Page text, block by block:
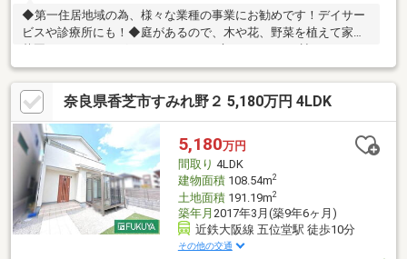
◆第一住居地域の為、様々な業種の事業にお勧めです！デイサー
ビスや診療所にも！◆庭があるので、木や花、野菜を植えて家庭
く、光や空気を取り込むことができます！※駐車台数は車種によ
る。※写真中の家具等の調度品は販売対象に含まれません。【物
件の特徴】山が見える、土地50坪以上、２階建、陽当り良好、ト
イレ２ヶ所、通風良好、駐車３台以上可、２沿線以上利用可、Ｌ
ＤＫ２０畳以上、南向き、和室、庭１０坪以上、庭、対面式キッ
チン、南面バルコニー、南庭、浴室に窓、眺望良好、全居室６畳
以上、都市ガス、平坦地
奈良県香芝市すみれ野２ 5,180万円 4LDK
5,180万円
間取り 4LDK
建物面積108.54m2
土地面積191.19m2
築年月 2017年3月(築9年6ヶ月)
近鉄大阪線 五位堂駅 徒歩10分
その他の交通